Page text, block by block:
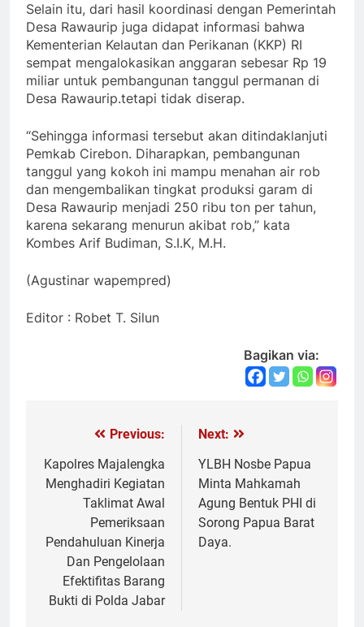
Selain itu, dari hasil koordinasi dengan Pemerintah
Desa Rawaurip juga didapat informasi bahwa
Kementerian Kelautan dan Perikanan (KKP) RI
sempat mengalokasikan anggaran sebesar Rp 19
miliar untuk pembangunan tanggul permanan di
Desa Rawaurip.tetapi tidak diserap.
“Sehingga informasi tersebut akan ditindaklanjuti
Pemkab Cirebon. Diharapkan, pembangunan
tanggul yang kokoh ini mampu menahan air rob
dan mengembalikan tingkat produksi garam di
Desa Rawaurip menjadi 250 ribu ton per tahun,
karena sekarang menurun akibat rob,” kata
Kombes Arif Budiman, S.I.K, M.H.
(Agustinar wapempred)
Editor : Robet T. Silun
Bagikan via:
Navigasi
pos
Previous:
Kapolres Majalengka
Menghadiri Kegiatan
Taklimat Awal
Pemeriksaan
Pendahuluan Kinerja
Dan Pengelolaan
Efektifitas Barang
Bukti di Polda Jabar
Next:
YLBH Nosbe Papua
Minta Mahkamah
Agung Bentuk PHI di
Sorong Papua Barat
Daya.